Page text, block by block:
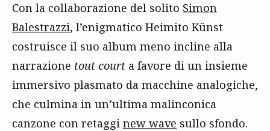
Con la collaborazione del solito Simon
Balestrazzi, l’enigmatico Heimito Künst
costruisce il suo album meno incline alla
narrazione tout court a favore di un insieme
immersivo plasmato da macchine analogiche,
che culmina in un’ultima malinconica
canzone con retaggi new wave sullo sfondo.